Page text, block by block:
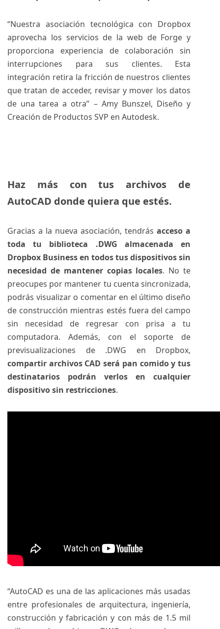
“Nuestra asociación tecnológica con Dropbox
aprovecha los servicios de la web de Forge y
proporciona experiencia de colaboración sin
interrupciones para sus clientes. Esta
integración retira la fricción de nuestros clientes
que tratan de acceder, revisar y mover los datos
de una tarea a otra” – Amy Bunszel, Diseño y
Creación de Productos SVP en Autodesk.
Haz más con tus archivos de
AutoCAD donde quiera que estés.
Gracias a la nueva asociación, tendrás acceso a
toda tu biblioteca .DWG almacenada en
Dropbox Business en todos tus dispositivos sin
necesidad de mantener copias locales. No te
preocupes por mantener tu cuenta sincronizada,
podrás visualizar o comentar en el último diseño
de construcción mientras estés fuera del campo
sin necesidad de regresar con prisa a tu
computadora. Además, con el soporte de
previsualizaciones de .DWG en Dropbox,
compartir archivos CAD será pan comido y tus
destinatarios podrán verlos en cualquier
dispositivo sin restricciones.
“AutoCAD es una de las aplicaciones más usadas
entre profesionales de arquitectura, ingeniería,
construcción y fabricación y con más de 1.5 mil